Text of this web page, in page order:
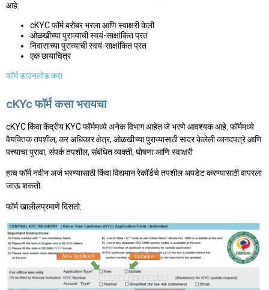
आहे:
cKYC फॉर्म बरोबर भरला आणि स्वाक्षरी केली
ओळखीच्या पुराव्याची स्वयं-साक्षांकित प्रत
निवासाच्या पुराव्याची स्वयं-साक्षांकित प्रत
एक छायाचित्र
फॉर्म डाउनलोड करा
cKYc फॉर्म कसा भरायचा
cKYC किंवा केंद्रीय KYC फॉर्ममध्ये अनेक विभाग आहेत जे भरणे आवश्यक आहे. फॉर्ममध्ये
वैयक्तिक तपशील, कर अधिकार क्षेत्र, ओळखीच्या पुराव्यासाठी सादर केलेली कागदपत्रे आणि
पत्त्याचा पुरावा, संपर्क तपशील, संबंधित व्यक्ती, घोषणा आणि स्वाक्षरी
हाच फॉर्म नवीन अर्ज भरण्यासाठी किंवा विद्यमान रेकॉर्डचे तपशील अपडेट करण्यासाठी वापरला
जाऊ शकतो.
फॉर्म खालीलप्रमाणे दिसतो: